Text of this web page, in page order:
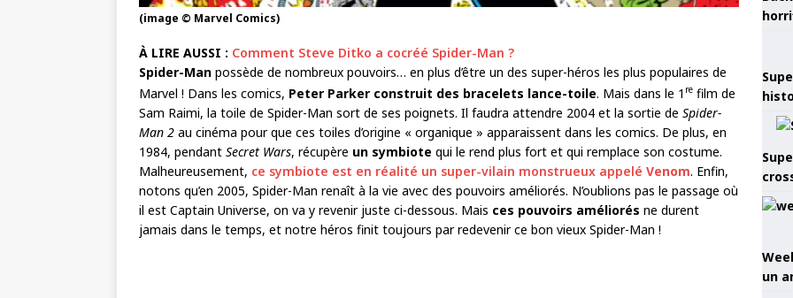
(image © Marvel Comics)
À LIRE AUSSI : Comment Steve Ditko a cocréé Spider-Man ?
Spider-Man possède de nombreux pouvoirs… en plus d’être un des super-héros les plus populaires de
Marvel ! Dans les comics, Peter Parker construit des bracelets lance-toile. Mais dans le 1 re film de
Sam Raimi, la toile de Spider-Man sort de ses poignets. Il faudra attendre 2004 et la sortie de Spider-
Man 2 au cinéma pour que ces toiles d’origine « organique » apparaissent dans les comics. De plus, en
1984, pendant Secret Wars, récupère un symbiote qui le rend plus fort et qui remplace son costume.
Malheureusement, ce symbiote est en réalité un super-vilain monstrueux appelé Venom. Enfin,
notons qu’en 2005, Spider-Man renaît à la vie avec des pouvoirs améliorés. N’oublions pas le passage où
il est Captain Universe, on va y revenir juste ci-dessous. Mais ces pouvoirs améliorés ne durent
jamais dans le temps, et notre héros finit toujours par redevenir ce bon vieux Spider-Man !
un